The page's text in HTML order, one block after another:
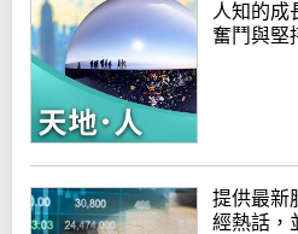
人知的成
奮鬥與堅
提供最新
經熱話，